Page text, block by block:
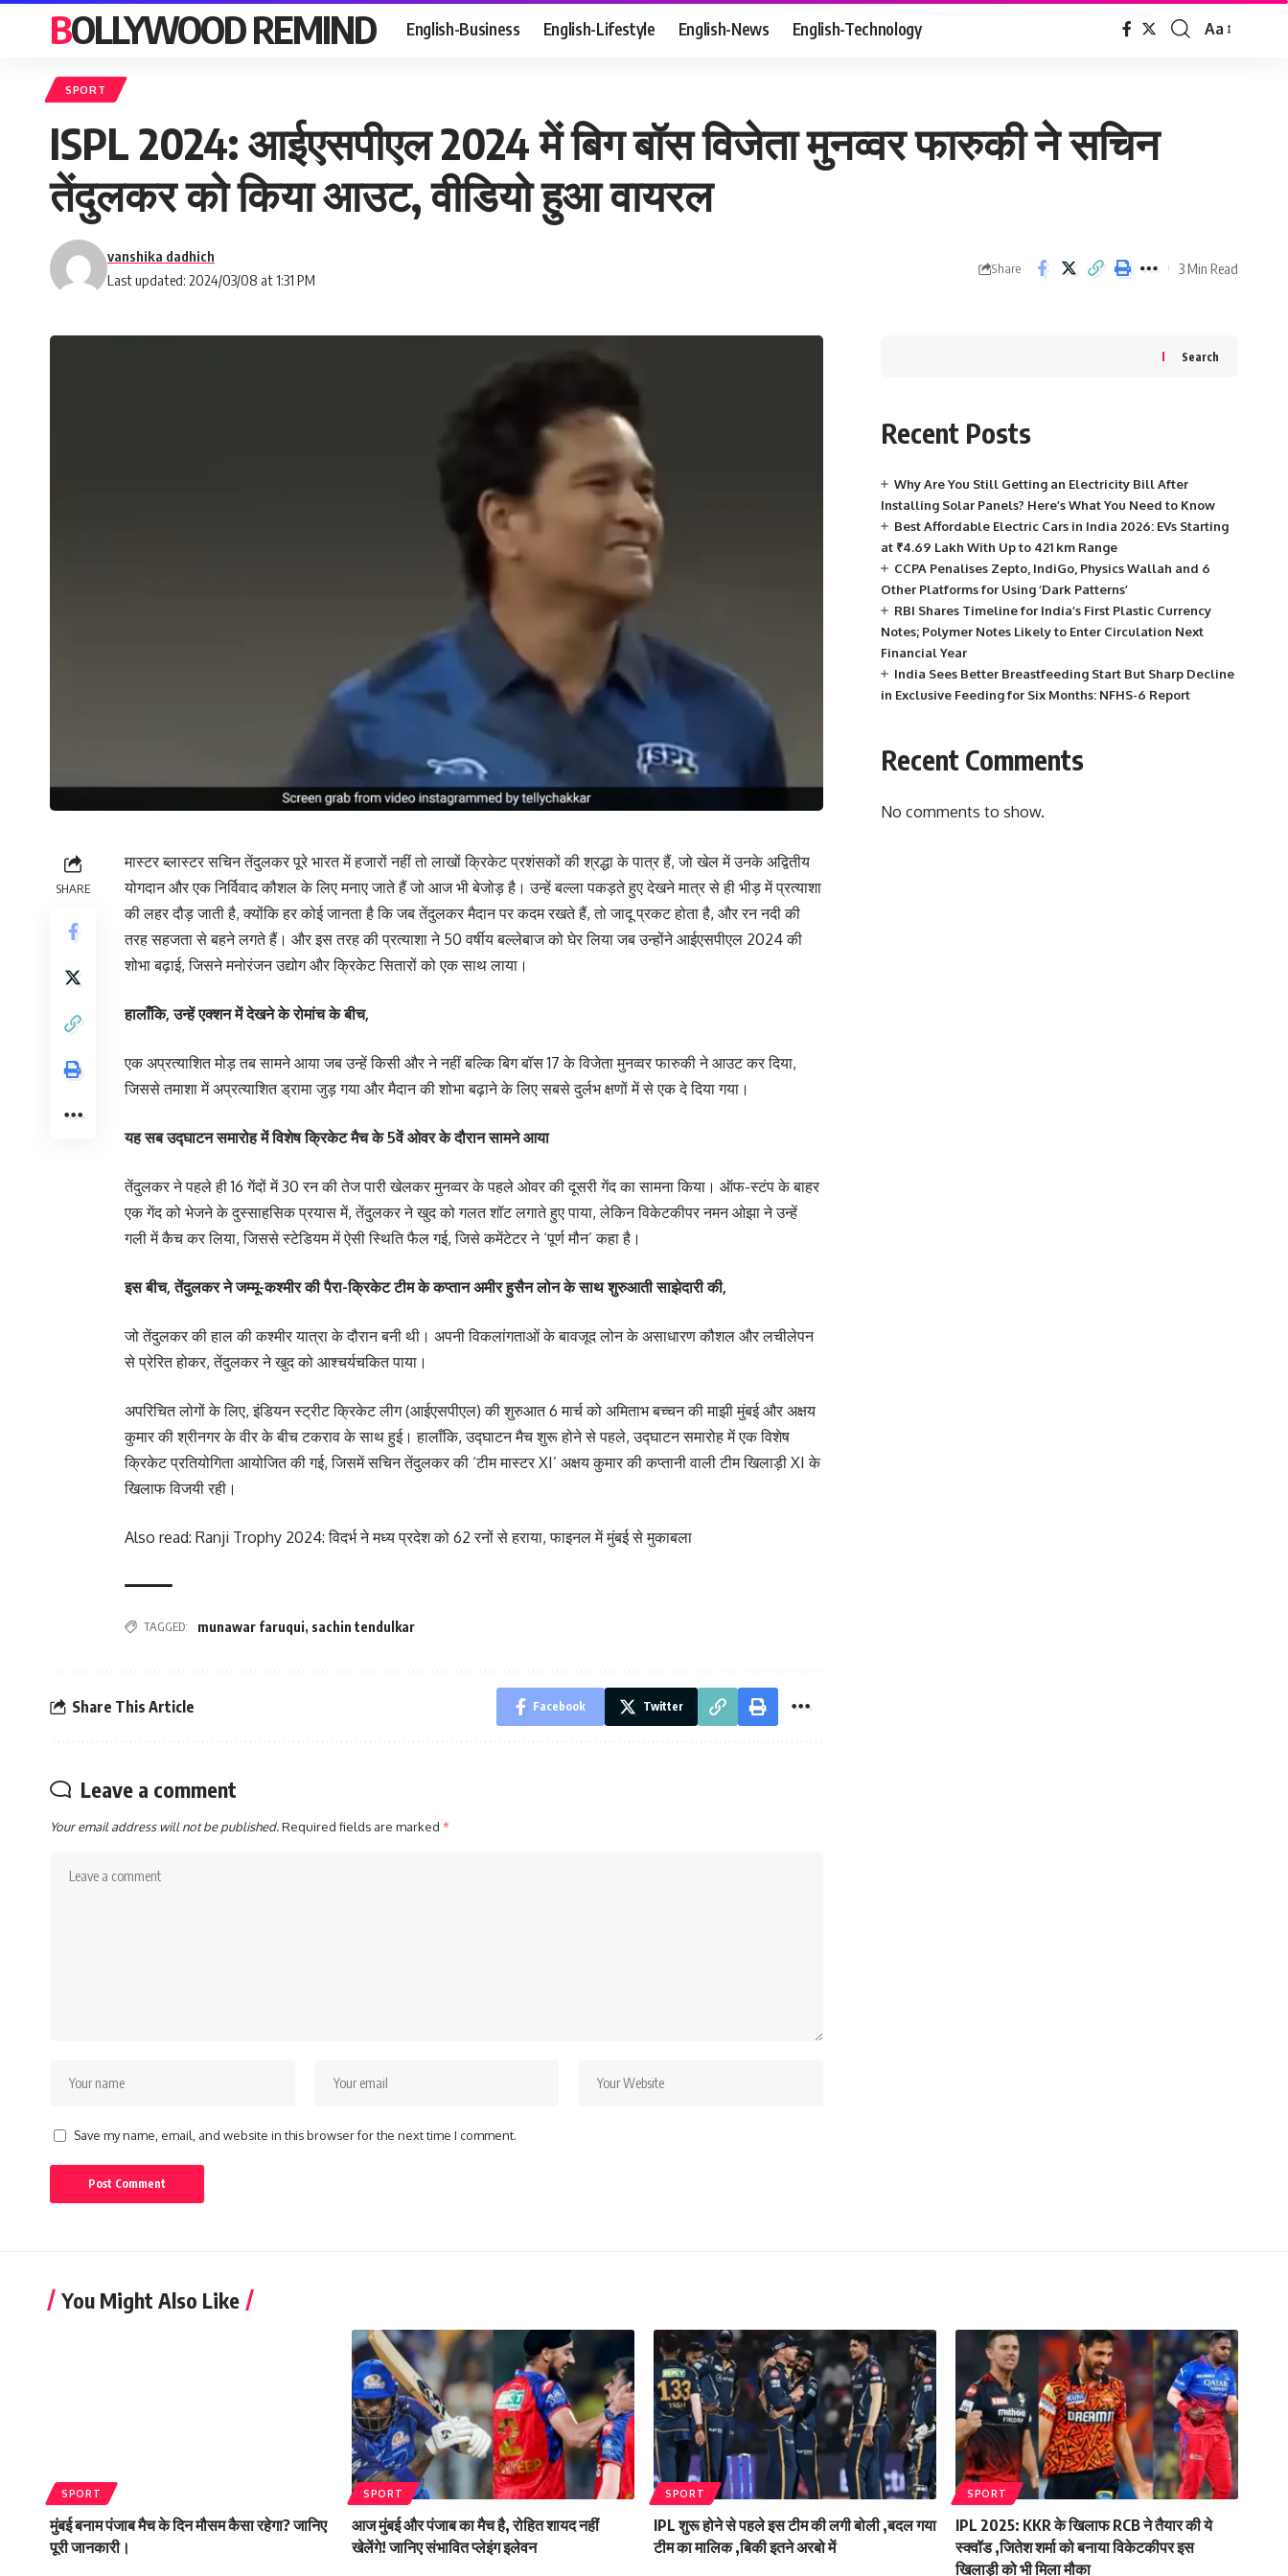
BOLLYWOOD REMIND English-Business English-Lifestyle English-News English-Technology
Font
Aa
SPORT
ISPL 2024: आईएसपीएल 2024 में बिग बॉस विजेता मुनव्वर फारुकी ने सचिन
तेंदुलकर को किया आउट, वीडियो हुआ वायरल
Last updated: 2024/03/08 at 1:31 PM
vanshika dadhich
Share 3 Min Read
SHARE
मास्टर ब्लास्टर सचिन तेंदुलकर पूरे भारत में हजारों नहीं तो लाखों क्रिकेट प्रशंसकों की श्रद्धा के पात्र हैं, जो खेल में उनके अद्वितीय
योगदान और एक निर्विवाद कौशल के लिए मनाए जाते हैं जो आज भी बेजोड़ है। उन्हें बल्ला पकड़ते हुए देखने मात्र से ही भीड़ में प्रत्याशा
की लहर दौड़ जाती है, क्योंकि हर कोई जानता है कि जब तेंदुलकर मैदान पर कदम रखते हैं, तो जादू प्रकट होता है, और रन नदी की
तरह सहजता से बहने लगते हैं। और इस तरह की प्रत्याशा ने 50 वर्षीय बल्लेबाज को घेर लिया जब उन्होंने आईएसपीएल 2024 की
शोभा बढ़ाई, जिसने मनोरंजन उद्योग और क्रिकेट सितारों को एक साथ लाया।
हालाँकि, उन्हें एक्शन में देखने के रोमांच के बीच,
एक अप्रत्याशित मोड़ तब सामने आया जब उन्हें किसी और ने नहीं बल्कि बिग बॉस 17 के विजेता मुनव्वर फारुकी ने आउट कर दिया,
जिससे तमाशा में अप्रत्याशित ड्रामा जुड़ गया और मैदान की शोभा बढ़ाने के लिए सबसे दुर्लभ क्षणों में से एक दे दिया गया।
यह सब उद्घाटन समारोह में विशेष क्रिकेट मैच के 5वें ओवर के दौरान सामने आया
तेंदुलकर ने पहले ही 16 गेंदों में 30 रन की तेज पारी खेलकर मुनव्वर के पहले ओवर की दूसरी गेंद का सामना किया। ऑफ-स्टंप के बाहर
एक गेंद को भेजने के दुस्साहसिक प्रयास में, तेंदुलकर ने खुद को गलत शॉट लगाते हुए पाया, लेकिन विकेटकीपर नमन ओझा ने उन्हें
गली में कैच कर लिया, जिससे स्टेडियम में ऐसी स्थिति फैल गई, जिसे कमेंटेटर ने ‘पूर्ण मौन’ कहा है।
इस बीच, तेंदुलकर ने जम्मू-कश्मीर की पैरा-क्रिकेट टीम के कप्तान अमीर हुसैन लोन के साथ शुरुआती साझेदारी की,
जो तेंदुलकर की हाल की कश्मीर यात्रा के दौरान बनी थी। अपनी विकलांगताओं के बावजूद लोन के असाधारण कौशल और लचीलेपन
से प्रेरित होकर, तेंदुलकर ने खुद को आश्चर्यचकित पाया।
अपरिचित लोगों के लिए, इंडियन स्ट्रीट क्रिकेट लीग (आईएसपीएल) की शुरुआत 6 मार्च को अमिताभ बच्चन की माझी मुंबई और अक्षय
कुमार की श्रीनगर के वीर के बीच टकराव के साथ हुई। हालाँकि, उद्घाटन मैच शुरू होने से पहले, उद्घाटन समारोह में एक विशेष
क्रिकेट प्रतियोगिता आयोजित की गई, जिसमें सचिन तेंदुलकर की ‘टीम मास्टर XI’ अक्षय कुमार की कप्तानी वाली टीम खिलाड़ी XI के
खिलाफ विजयी रही।
Also read: Ranji Trophy 2024: विदर्भ ने मध्य प्रदेश को 62 रनों से हराया, फाइनल में मुंबई से मुकाबला
TAGGED: munawar faruqui, sachin tendulkar
Share This Article Facebook Twitter
Leave a comment
Your email address will not be published.Required fields are marked *
Save my name, email, and website in this browser for the next time I comment.
Search
Recent Posts
Why Are You Still Getting an Electricity Bill After
Installing Solar Panels? Here’s What You Need to Know
Best Affordable Electric Cars in India 2026: EVs Starting
at ₹4.69 Lakh With Up to 421 km Range
CCPA Penalises Zepto, IndiGo, Physics Wallah and 6
Other Platforms for Using ‘Dark Patterns’
RBI Shares Timeline for India’s First Plastic Currency
Notes; Polymer Notes Likely to Enter Circulation Next
Financial Year
India Sees Better Breastfeeding Start But Sharp Decline
in Exclusive Feeding for Six Months: NFHS-6 Report
Recent Comments
No comments to show.
You Might Also Like
SPORT
मुंबई बनाम पंजाब मैच के दिन मौसम कैसा रहेगा? जानिए
पूरी जानकारी।
SPORT
आज मुंबई और पंजाब का मैच है, रोहित शायद नहीं
खेलेंगे! जानिए संभावित प्लेइंग इलेवन
SPORT
IPL शुरू होने से पहले इस टीम की लगी बोली ,बदल गया
टीम का मालिक ,बिकी इतने अरबो में
SPORT
IPL 2025: KKR के खिलाफ RCB ने तैयार की ये
स्क्वॉड ,जितेश शर्मा को बनाया विकेटकीपर इस
खिलाड़ी को भी मिला मौका